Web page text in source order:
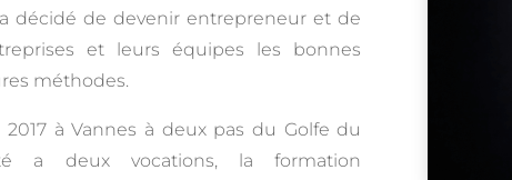
décidé de devenir entrepreneur et de
et leurs équipes les bonnes
méthodes.
à Vannes à deux pas du Golfe du
a deux vocations, la formation